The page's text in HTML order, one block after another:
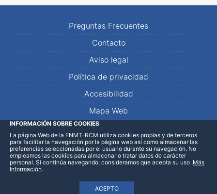
Preguntas Frecuentes
Contacto
Aviso legal
Política de privacidad
Accesibilidad
Mapa Web
LinkedInFacebookWhatsApp
INFORMACIÓN SOBRE COOKIES
La página Web de la FNMT-RCM utiliza cookies propias y de terceros
para facilitar la navegación por la página web así como almacenar las
preferencias seleccionadas por el usuario durante su navegación. No
empleamos las cookies para almacenar o tratar datos de carácter
personal. Si continúa navegando, consideramos que acepta su uso
ACEPTO
.Más
Información.